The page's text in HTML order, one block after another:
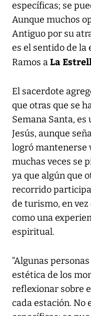
específicas; se
Aunque muchos
Antiguo por su
es el sentido de la
Ramos aLa
El sacerdote
que otras que se
Semana Santa,
Jesús, aunque
logró mantenerse
muchas veces se
ya que algún que
recorrido
de turismo, en
como una
espiritual.
“Algunas
estética de los
reflexionar sobre
cada estación. No